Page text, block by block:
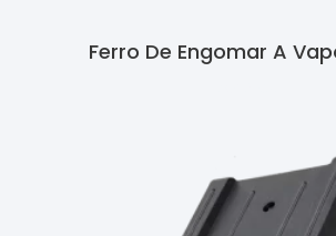
Ferro De Engomar A